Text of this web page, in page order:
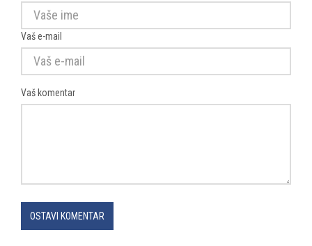
Vaš e-mail
Vaš komentar
OSTAVI KOMENTAR